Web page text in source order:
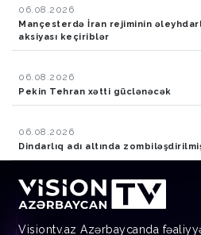
06.08.2026
Mançesterdə İran rejiminin
aksiyası keçiriblər
06.08.2026
Pekin Tehran xətti güclənəcək
06.08.2026
Dindarlıq adı altında
Visiontv.az Azərbaycanda